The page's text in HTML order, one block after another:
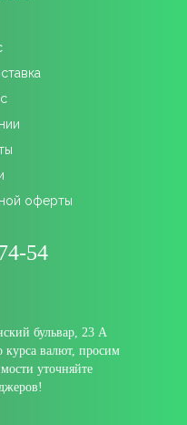
оферты
54
бульвар, 23 А
курса валют, просим
уточняйте